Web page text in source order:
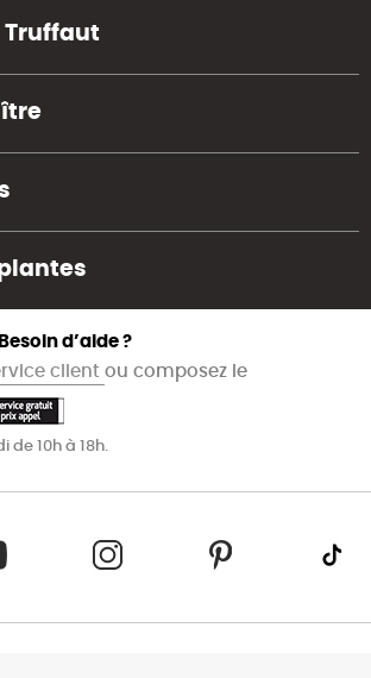
Truffaut
d’aide ?
client ou composez le
de 10h à 18h.